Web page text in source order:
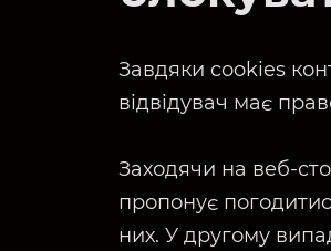
Завдяки cookies
відвідувач має
Заходячи на веб-
пропонує
них. У другому